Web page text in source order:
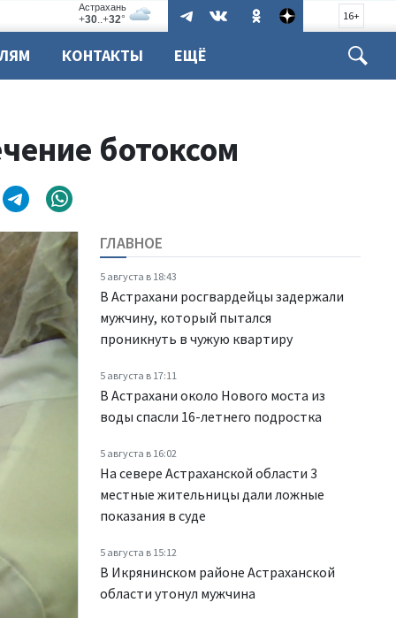
16+
КОНТАКТЫ ЕЩЁ
ботоксом
ГЛАВНОЕ
5 августа в 18:43
В Астрахани росгвардейцы задержали
мужчину, который пытался
проникнуть в чужую квартиру
5 августа в 17:11
В Астрахани около Нового моста из
воды спасли 16-летнего подростка
5 августа в 16:02
На севере Астраханской области 3
местные жительницы дали ложные
показания в суде
5 августа в 15:12
В Икрянинском районе Астраханской
области утонул мужчина